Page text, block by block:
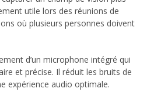
utile lors des réunions de
où plusieurs personnes doivent
d’un microphone intégré qui
et précise. Il réduit les bruits de
expérience audio optimale.